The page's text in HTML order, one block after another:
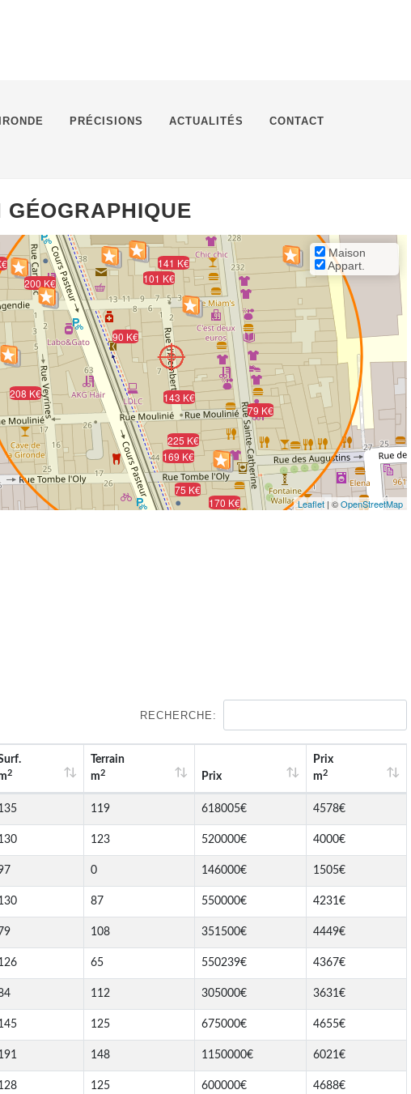
PRÉCISIONS ACTUALITÉS CONTACT
GÉOGRAPHIQUE
143 K€
208 K€
141 K€
170 K€
79 K€
101 K€
169 K€
200 K€
225 K€
75 K€
90 K€
Maison
Appart.
Leaflet | ©OpenStreetMap
RECHERCHE:
2
Terrain
m2 Prix
Prix
m2
119 618005€ 4578€
123 520000€ 4000€
0 146000€ 1505€
87 550000€ 4231€
79 108 351500€ 4449€
65 550239€ 4367€
112 305000€ 3631€
125 675000€ 4655€
148 1150000€ 6021€
125 600000€ 4688€